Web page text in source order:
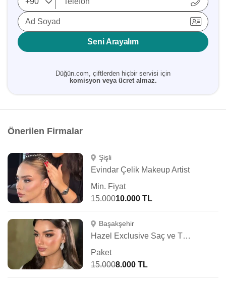
Ad Soyad
Seni Arayalım
Düğün.com, çiftlerden hiçbir servisi için
komisyon veya ücret almaz.
Önerilen Firmalar
Şişli
Evindar Çelik Makeup Artist
Min. Fiyat
15.00010.000 TL
Başakşehir
Hazel Exclusive Saç ve Türban Tasarım
Paket
15.0008.000 TL